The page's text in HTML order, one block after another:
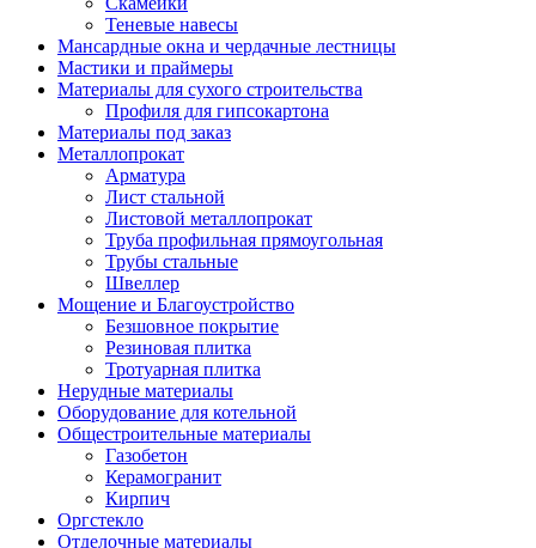
Теневые навесы
Мансардные окна и чердачные лестницы
Мастики и праймеры
Материалы для сухого строительства
Профиля для гипсокартона
Материалы под заказ
Металлопрокат
Арматура
Лист стальной
Листовой металлопрокат
Труба профильная прямоугольная
Трубы стальные
Швеллер
Мощение и Благоустройство
Безшовное покрытие
Резиновая плитка
Тротуарная плитка
Нерудные материалы
Оборудование для котельной
Общестроительные материалы
Газобетон
Керамогранит
Кирпич
Оргстекло
Отделочные материалы